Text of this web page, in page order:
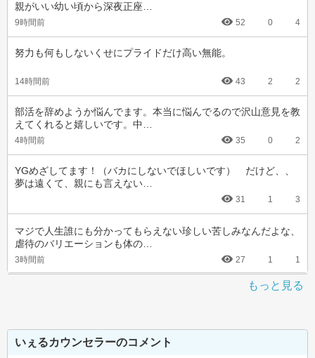
親がいい幼い頃から深夜正座…
9時間前 52 0 4
努力も何もしないくせにプライドだけ高い無能。
14時間前 43 2 2
部活を辞めようか悩んでます。本当に悩んでるので沢山意見を教
えてくれると嬉しいです。中…
4時間前 35 0 2
YGめざしてます！（バカにしないでほしいです）　だけど、、
夢は遠くて、親にも言えない…
31 1 3
マジで人生誰にも分かってもらえない珍しい苦しみなんだよな、
虐待のバリエーションも体の…
3時間前 27 1 1
もっと見る
いぇるカウンセラーのコメント